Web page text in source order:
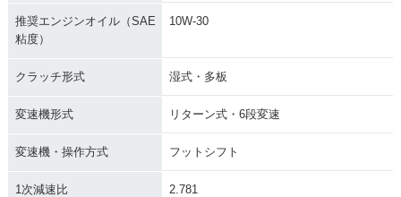
推奨エンジンオイル（SAE
粘度）
10W-30
クラッチ形式 湿式・多板
変速機形式 リターン式・6段変速
変速機・操作方式 フットシフト
1次減速比 2.781